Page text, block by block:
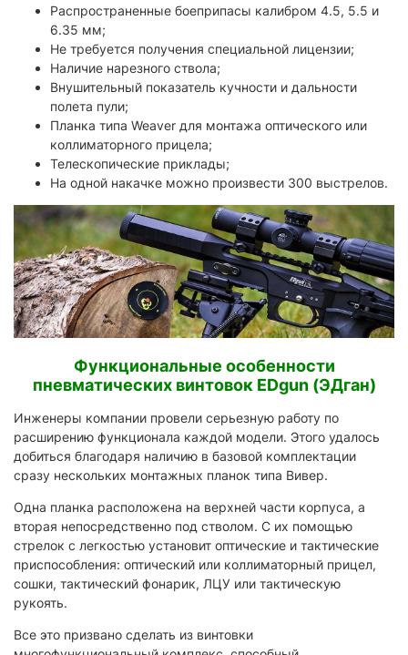
Распространенные боеприпасы калибром 4.5, 5.5 и
6.35 мм;
Не требуется получения специальной лицензии;
Наличие нарезного ствола;
Внушительный показатель кучности и дальности
полета пули;
Планка типа Weaver для монтажа оптического или
коллиматорного прицела;
Телескопические приклады;
На одной накачке можно произвести 300 выстрелов.
Функциональные особенности
пневматических винтовок EDgun (ЭДган)
Инженеры компании провели серьезную работу по
расширению функционала каждой модели. Этого удалось
добиться благодаря наличию в базовой комплектации
сразу нескольких монтажных планок типа Вивер.
Одна планка расположена на верхней части корпуса, а
вторая непосредственно под стволом. С их помощью
стрелок с легкостью установит оптические и тактические
приспособления: оптический или коллиматорный прицел,
сошки, тактический фонарик, ЛЦУ или тактическую
рукоять.
Все это призвано сделать из винтовки